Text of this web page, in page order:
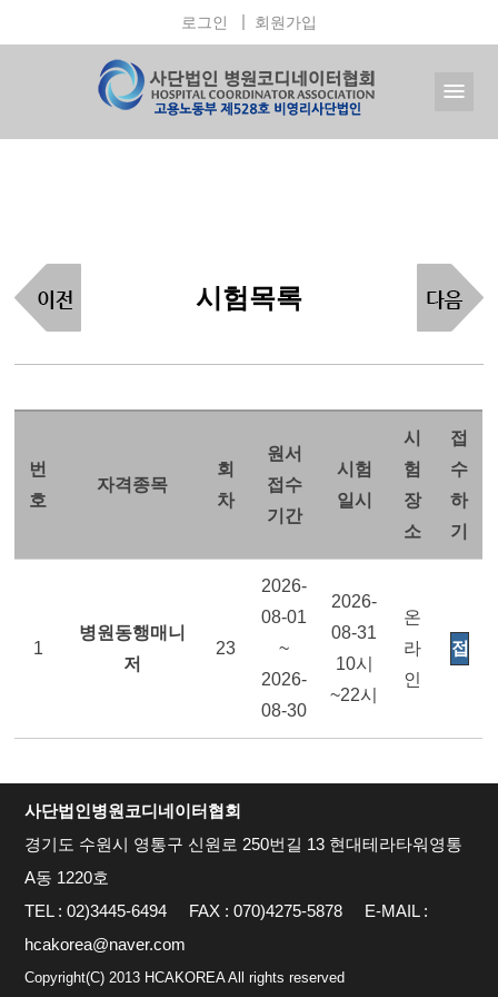
로그인 회원가입
시험목록
번
호
자격종목
회
차
원서
접수
기간
시험
일시
시
험
장
소
접
수
하
기
1
병원동행매니
저
23
2026-
08-01
~
2026-
08-30
2026-
08-31
10시
~22시
온
라
인
사단법인병원코디네이터협회
경기도 수원시 영통구 신원로 250번길 13 현대테라타워영통
A동 1220호
TEL : 02)3445-6494
FAX : 070)4275-5878
E-MAIL :
hcakorea@naver.com
Copyright(C) 2013 HCAKOREA All rights reserved